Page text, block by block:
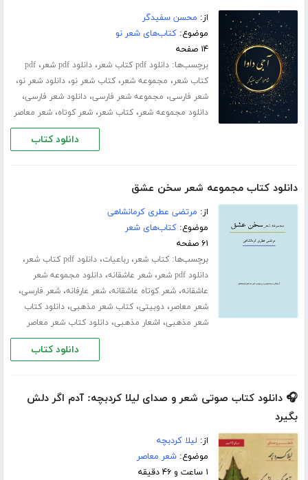
از: محسن سفیدگر
موضوع:کتاب‌های شعر نو
۱۴ صفحه
برچسب‌ها:دانلود pdf کتاب شعر ،دانلود pdf شعر ،pdf
کتاب شعر، مجموعه شعر،کتاب شعر نو،دانلود شعر نو،
شعر فارسی، مجموعه شعر فارسی،دانلود شعر فارسی،
دانلود مجموعه شعر،کتاب شعر،شعر کوتاه،شعر معاصر
دانلود کتاب
دانلود کتاب مجموعه شعر سخن عشق
از: مرتضی عطری کرمانشاهی
موضوع:کتاب‌های شعر
۶۱ صفحه
برچسب‌ها:کتاب شعر،رباعیات،دانلود pdf کتاب شعر ،
دانلود pdf شعر ،شعر عاشقانه،دانلود مجموعه شعر
عاشقانه،شعر کوتاه عاشقانه،شعر عارفانه،شعر فارسی،
شعر معاصر،دوبیتی،کتاب شعر مذهبی،دانلود کتاب
شعر مذهبی، اشعار مذهبی،دانلود کتاب شعر معاصر
دانلود کتاب
🎧 دانلود کتاب صوتی شعر و صدای لیلا کردبچه: آدم اگر دلش
بگیرد
از: لیلا کردبچه
موضوع:شعر معاصر
۱ ساعت و ۴۶ دقیقه